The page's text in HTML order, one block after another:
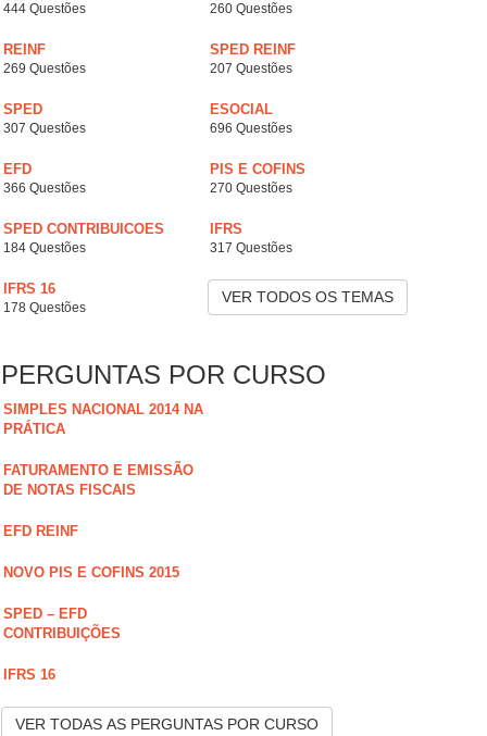
444 Questões 260 Questões
REINF
269 Questões
SPED REINF
207 Questões
SPED
307 Questões
ESOCIAL
696 Questões
EFD
366 Questões
PIS E COFINS
270 Questões
SPED CONTRIBUICOES
184 Questões
IFRS
317 Questões
IFRS 16
178 Questões
VER TODOS OS TEMAS
PERGUNTAS POR CURSO
SIMPLES NACIONAL 2014 NA
PRÁTICA
FATURAMENTO E EMISSÃO
DE NOTAS FISCAIS
EFD REINF
NOVO PIS E COFINS 2015
SPED – EFD
CONTRIBUIÇÕES
IFRS 16
VER TODAS AS PERGUNTAS POR CURSO